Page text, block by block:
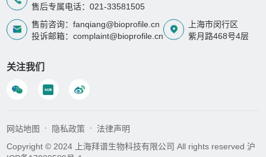
售后专属电话：021-33581505
售前咨询：fanqiang@bioprofile.cn
投诉邮箱：complaint@bioprofile.cn
上海市闵行区
紫月路468号4层
关注我们
网站地图 隐私政策
法律声明
Copyright © 2024 上海拜谱生物科技有限公司 All rights reserved沪